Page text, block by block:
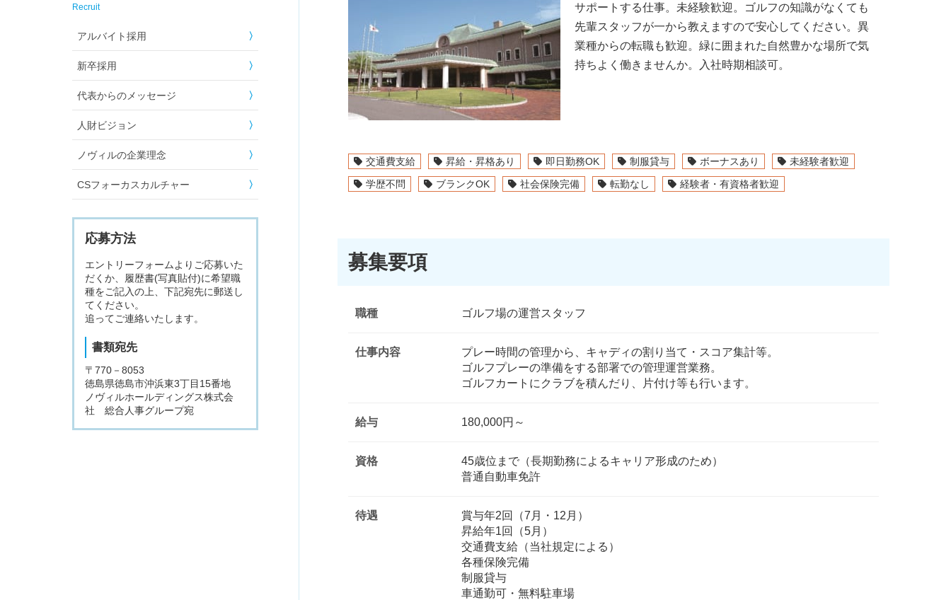
サポートする仕事。未経験歓迎。ゴルフの知識がなくても
先輩スタッフが一から教えますので安心してください。異
業種からの転職も歓迎。緑に囲まれた自然豊かな場所で気
持ちよく働きませんか。入社時期相談可。
交通費支給 昇給・昇格あり 即日勤務OK 制服貸与 ボーナスあり
未経験者歓迎
学歴不問
ブランクOK 社会保険完備 転勤なし 経験者・有資格者歓迎
募集要項
職種 ゴルフ場の運営スタッフ
仕事内容
プレー時間の管理から、キャディの割り当て・スコア集計等。
ゴルフプレーの準備をする部署での管理運営業務。
ゴルフカートにクラブを積んだり、片付け等も行います。
給与 180,000円～
資格
45歳位まで（長期勤務によるキャリア形成のため）
普通自動車免許
待遇
賞与年2回（7月・12月）
昇給年1回（5月）
交通費支給（当社規定による）
各種保険完備
制服貸与
車通勤可・無料駐車場
Recruit
アルバイト採用
新卒採用
代表からのメッセージ
人財ビジョン
ノヴィルの企業理念
CSフォーカスカルチャー
応募方法
エントリーフォームよりご応募いた
だくか、履歴書(写真貼付)に希望職
種をご記入の上、下記宛先に郵送し
てください。
追ってご連絡いたします。
書類宛先
〒770－8053
徳島県徳島市沖浜東3丁目15番地
ノヴィルホールディングス株式会
社 総合人事グループ宛